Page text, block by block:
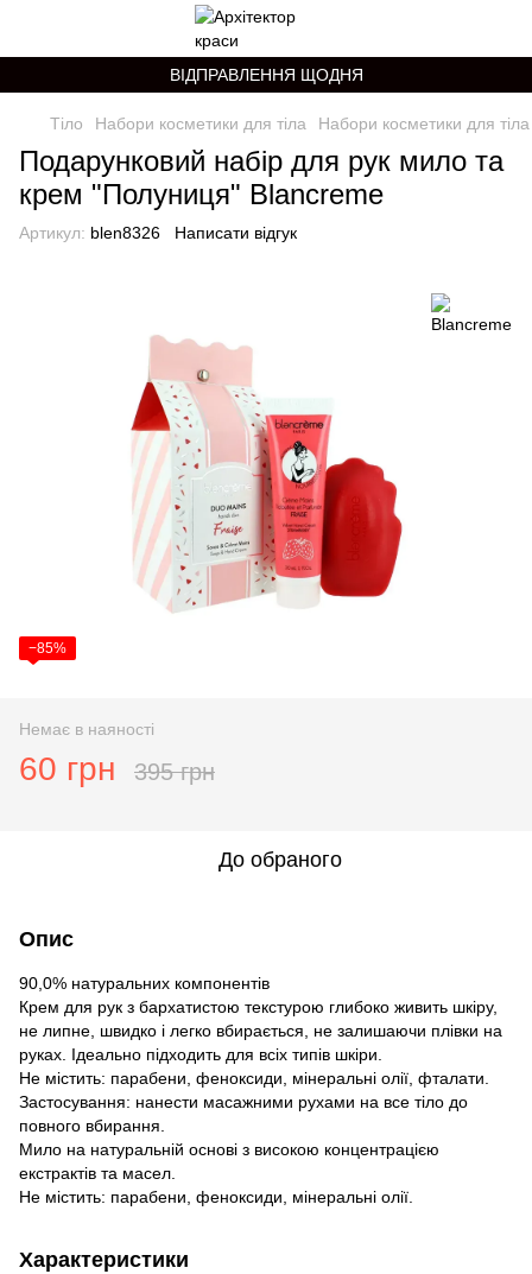
ВІДПРАВЛЕННЯ ЩОДНЯ
Тіло Набори косметики для тіла Набори косметики для
Подарунковий набір для рук мило та
крем "Полуниця" Blancreme
Артикул: blen8326 Написати відгук
−85%
Немає в наяності
60 грн 395 грн
До обраного
Опис
90,0% натуральних компонентів
Крем для рук з бархатистою текстурою глибоко живить шкіру,
не липне, швидко і легко вбирається, не залишаючи плівки на
руках. Ідеально підходить для всіх типів шкіри.
Не містить: парабени, феноксиди, мінеральні олії, фталати.
Застосування: нанести масажними рухами на все тіло до
повного вбирання.
Мило на натуральній основі з високою концентрацією
екстрактів та масел.
Не містить: парабени, феноксиди, мінеральні олії.
Характеристики